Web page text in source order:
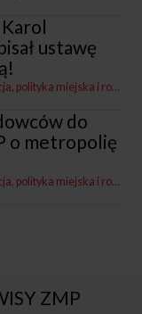
ustawę
Rewitalizacja, polityka miejska i rozwój
do
o metropolię
Rewitalizacja, polityka miejska i rozwój
ZMP